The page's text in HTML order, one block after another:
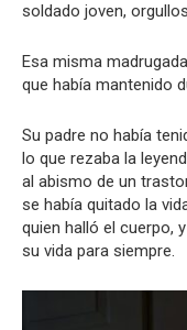
soldado joven,
Esa misma
que había mantenido
Su padre no había
lo que rezaba la
al abismo de un
se había quitado la
quien halló el cuerpo,
su vida para siempre.